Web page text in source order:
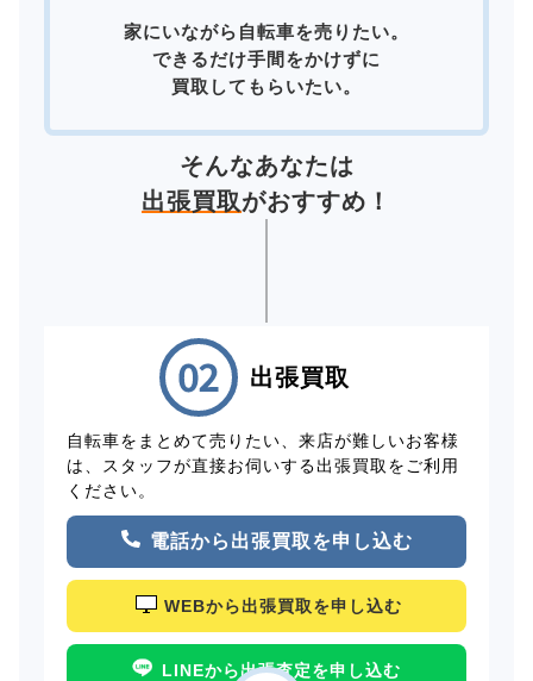
家にいながら自転車を売りたい。
できるだけ手間をかけずに
買取してもらいたい。
そんなあなたは
出張買取がおすすめ！
出張買取
自転車をまとめて売りたい、来店が難しいお客様
は、スタッフが直接お伺いする出張買取をご利用
ください。
電話から出張買取を申し込む
WEBから出張買取を申し込む
LINEから出張査定を申し込む